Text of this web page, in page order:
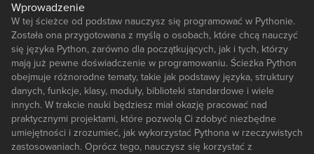
Wprowadzenie
W tej ścieżce od podstaw nauczysz się programować w Pythonie.
Została ona przygotowana z myślą o osobach, które chcą nauczyć
się języka Python, zarówno dla początkujących, jak i tych, którzy
mają już pewne doświadczenie w programowaniu. Ścieżka Python
obejmuje różnorodne tematy, takie jak podstawy języka, struktury
danych, funkcje, klasy, moduły, biblioteki standardowe i wiele
innych. W trakcie nauki będziesz miał okazję pracować nad
praktycznymi projektami, które pozwolą Ci zdobyć niezbędne
umiejętności i zrozumieć, jak wykorzystać Pythona w rzeczywistych
zastosowaniach. Oprócz tego, nauczysz się korzystać z